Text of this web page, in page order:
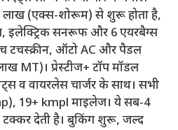
लाख (एक्स-शोरूम) से शुरू होता है,
इलेक्ट्रिक सनरूफ और 6 एयरबैग्स
टचस्क्रीन, ऑटो AC और पैडल
MT)। प्रेस्टीज+ टॉप मॉडल
व वायरलेस चार्जर के साथ। सभी
19+ kmpl माइलेज। ये सब-4
टक्कर देती है। बुकिंग शुरू, जल्द